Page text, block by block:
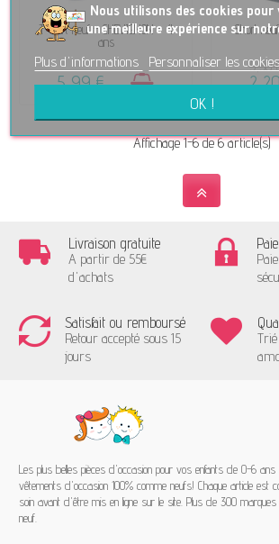
DISPONIBLE
T-Shirt neuf - CHEVIGNON - 4
ans
5,99 €
Short
5,50
Affichage 1-6 de 6 article(s)
Livraison gratuite
A partir de 55€
d'achats
Satisfait ou remboursé
Retour accepté sous 15
jours
Les plus belles pièces d'occasion pour vos enfants de 0-6
vêtements d'occasion 100% comme neufs! Chaque article est
soin avant d'être mis en ligne sur le site. Plus de 300
neuf.
Nous utilisons des cookies
une meilleure expérience sur
Plus d'informations
Personnaliser les cookies
OK !